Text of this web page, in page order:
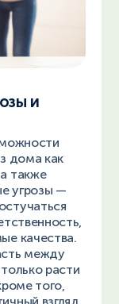
и
дома как
также
угрозы —
качества.
между
расти
того,